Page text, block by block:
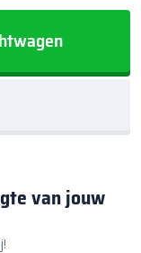
van jouw